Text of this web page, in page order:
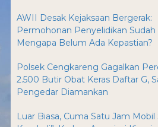
AWII Desak Kejaksaan Bergerak:
Permohonan Penyelidikan
Mengapa Belum Ada Kepastian?
Polsek Cengkareng Gagalkan
2.500 Butir Obat Keras Daftar G,
Pengedar Diamankan
Luar Biasa, Cuma Satu Jam Mobil